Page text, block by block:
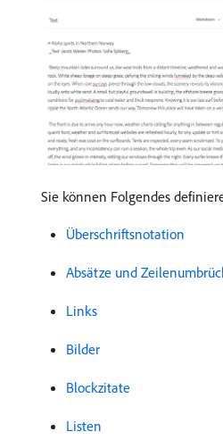
Sie können Folgendes
Überschriftsnotation
Absätze und
Links
Bilder
Blockzitate
Listen